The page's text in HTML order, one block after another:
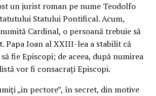
un jurist roman pe nume Teodolfo
Statului Pontifical. Acum,
Cardinal, o persoană trebuie să
Papa Ioan al XXIII-lea a stabilit că
fie Episcopi; de aceea, după numirea
vor fi consacraţi Episcopi.
„in pectore”, în secret, din motive